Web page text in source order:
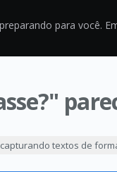
para você.
textos de